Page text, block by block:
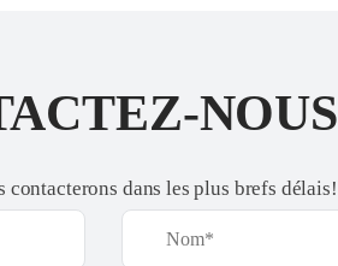
NOUS
dans les plus brefs délais!